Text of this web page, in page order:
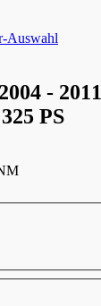
Auswahl
- 2011 997
PS